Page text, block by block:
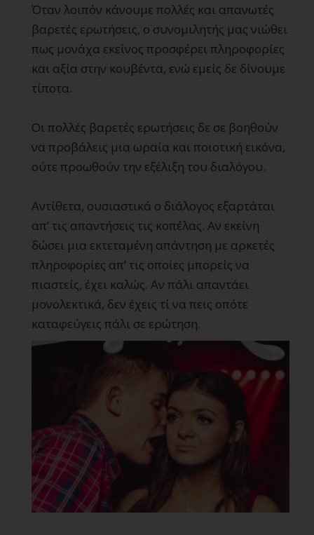
Όταν λοιπόν κάνουμε πολλές και απανωτές
βαρετές ερωτήσεις, ο συνομιλητής μας νιώθει
πως μονάχα εκείνος προσφέρει πληροφορίες
και αξία στην κουβέντα, ενώ εμείς δε δίνουμε
τίποτα.
Οι πολλές βαρετές ερωτήσεις δε σε βοηθούν
να προβάλεις μια ωραία και ποιοτική εικόνα,
ούτε προωθούν την εξέλιξη του διαλόγου.
Αντίθετα, ουσιαστικά ο διάλογος εξαρτάται
απ’ τις απαντήσεις τις κοπέλας. Αν εκείνη
δώσει μια εκτεταμένη απάντηση με αρκετές
πληροφορίες απ’ τις οποίες μπορείς να
πιαστείς, έχει καλώς. Αν πάλι απαντάει
μονολεκτικά, δεν έχεις τί να πεις οπότε
καταφεύγεις πάλι σε ερώτηση.